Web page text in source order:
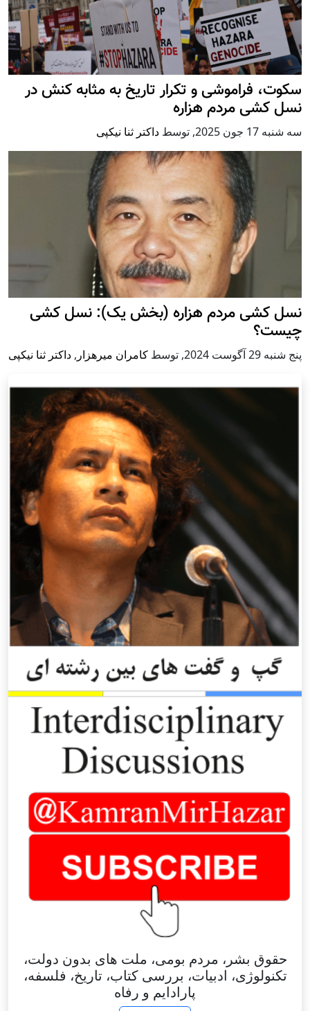
سکوت، فراموشی و تکرار تاريخ به مثابه کنش در
نسل کشی مردم هزاره
سه شنبه 17 جون 2025 , توسط داکتر ثنا نیکپی
نسل کشی مردم هزاره (بخش یک): نسل کشی
چیست؟
پنج شنبه 29 آگوست 2024 , توسط کامران میرهزار , داکتر ثنا نیکپی
حقوق بشر، مردم بومی، ملت های بدون دولت،
تکنولوژی، ادبیات، بررسی کتاب، تاریخ، فلسفه،
پارادایم و رفاه